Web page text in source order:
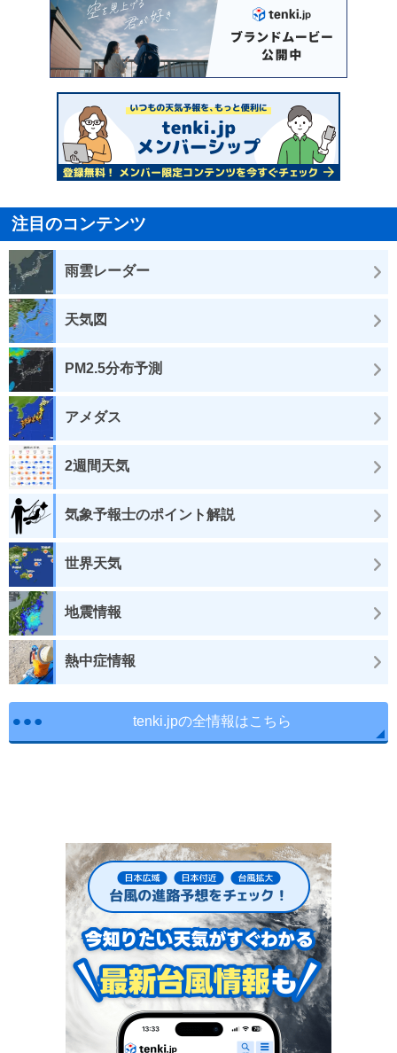
注目のコンテンツ
雨雲レーダー
天気図
PM2.5分布予測
アメダス
2週間天気
気象予報士のポイント解説
世界天気
地震情報
熱中症情報
tenki.jpの全情報はこちら